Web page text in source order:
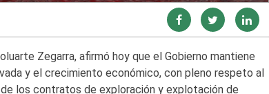
Zegarra, afirmó hoy que el Gobierno mantiene
y el crecimiento económico, con pleno respeto al
los contratos de exploración y explotación de